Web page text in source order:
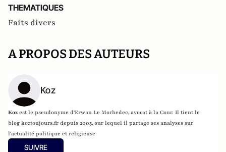
THEMATIQUES
Faits divers
A PROPOS DES AUTEURS
Koz
Koz est le pseudonyme d'Erwan Le Morhedec, avocat à la Cour. Il tient le
blog koztoujours.fr depuis 2005, sur lequel il partage ses analyses sur
l'actualité politique et religieuse
SUIVRE